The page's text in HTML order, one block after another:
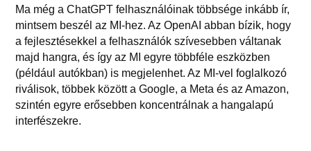
Ma még a ChatGPT felhasználóinak többsége inkább ír,
mintsem beszél az MI-hez. Az OpenAI abban bízik, hogy
a fejlesztésekkel a felhasználók szívesebben váltanak
majd hangra, és így az MI egyre többféle eszközben
(például autókban) is megjelenhet. Az MI-vel foglalkozó
riválisok, többek között a Google, a Meta és az Amazon,
szintén egyre erősebben koncentrálnak a hangalapú
interfészekre.